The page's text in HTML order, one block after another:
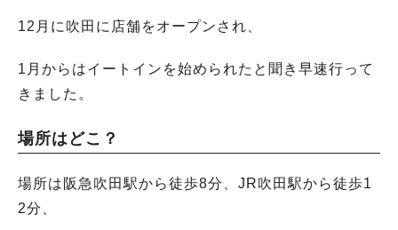
12月に吹田に店舗をオープンされ、
1月からはイートインを始められたと聞き早速行って
きました。
場所はどこ？
場所は阪急吹田駅から徒歩8分、JR吹田駅から徒歩1
2分、